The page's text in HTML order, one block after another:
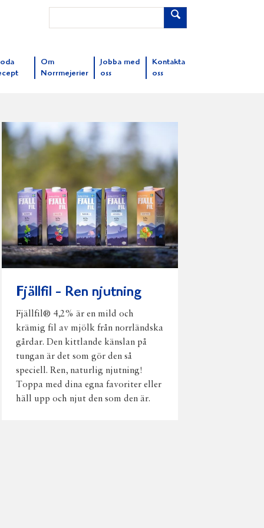
Om
Norrmejerier
Jobba med
oss
Kontakta
oss
Fjällfil - Ren njutning
Fjällfil® 4,2% är en mild och
krämig fil av mjölk från norrländska
gårdar. Den kittlande känslan på
tungan är det som gör den så
speciell. Ren, naturlig njutning!
Toppa med dina egna favoriter eller
häll upp och njut den som den är.